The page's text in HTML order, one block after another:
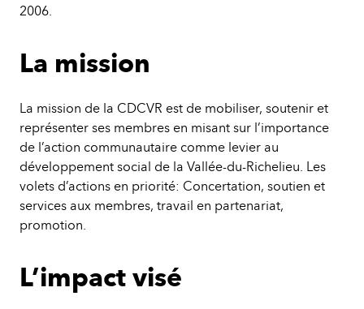
2006.
La mission
La mission de la CDCVR est de mobiliser, soutenir et
représenter ses membres en misant sur l’importance
de l’action communautaire comme levier au
développement social de la Vallée-du-Richelieu. Les
volets d’actions en priorité: Concertation, soutien et
services aux membres, travail en partenariat,
promotion.
L’impact visé